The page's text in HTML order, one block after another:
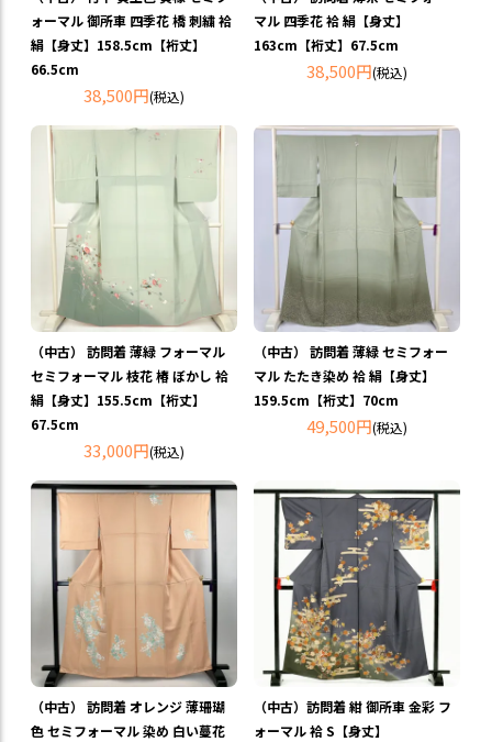
ォーマル 御所車 四季花 橋 刺繍 袷
絹【身丈】158.5cm【裄丈】
66.5cm
38,500円(税込)
マル 四季花 袷 絹【身丈】
163cm【裄丈】67.5cm
38,500円(税込)
（中古） 訪問着 薄緑 フォーマル
セミフォーマル 枝花 椿 ぼかし 袷
絹【身丈】155.5cm【裄丈】
67.5cm
33,000円(税込)
（中古） 訪問着 薄緑 セミフォー
マル たたき染め 袷 絹【身丈】
159.5cm【裄丈】70cm
49,500円(税込)
（中古） 訪問着 オレンジ 薄珊瑚
色 セミフォーマル 染め 白い蔓花
（中古）訪問着 紺 御所車 金彩 フ
ォーマル 袷 S【身丈】